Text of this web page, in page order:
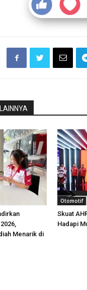
Menarik di
Otomotif
Skuat
Hadapi